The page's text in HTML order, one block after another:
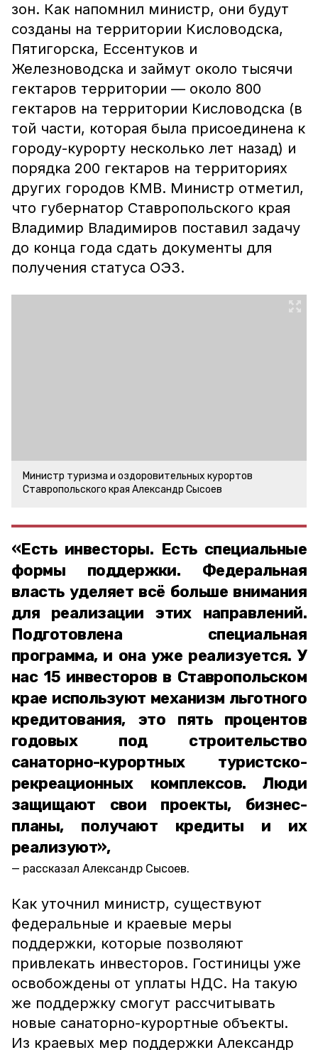
зон. Как напомнил министр, они будут
созданы на территории Кисловодска,
Пятигорска, Ессентуков и
Железноводска и займут около тысячи
гектаров территории — около 800
гектаров на территории Кисловодска (в
той части, которая была присоединена к
городу-курорту несколько лет назад) и
порядка 200 гектаров на территориях
других городов КМВ. Министр отметил,
что губернатор Ставропольского края
Владимир Владимиров поставил задачу
до конца года сдать документы для
получения статуса ОЭЗ.
Министр туризма и оздоровительных курортов
Ставропольского края Александр Сысоев
«Есть инвесторы. Есть специальные
формы поддержки. Федеральная
власть уделяет всё больше внимания
для реализации этих направлений.
Подготовлена специальная
программа, и она уже реализуется. У
нас 15 инвесторов в Ставропольском
крае используют механизм льготного
кредитования, это пять процентов
годовых под строительство
санаторно-курортных туристско-
рекреационных комплексов. Люди
защищают свои проекты, бизнес-
планы, получают кредиты и их
реализуют»,
рассказал Александр Сысоев.
Как уточнил министр, существуют
федеральные и краевые меры
поддержки, которые позволяют
привлекать инвесторов. Гостиницы уже
освобождены от уплаты НДС. На такую
же поддержку смогут рассчитывать
новые санаторно-курортные объекты.
Из краевых мер поддержки Александр